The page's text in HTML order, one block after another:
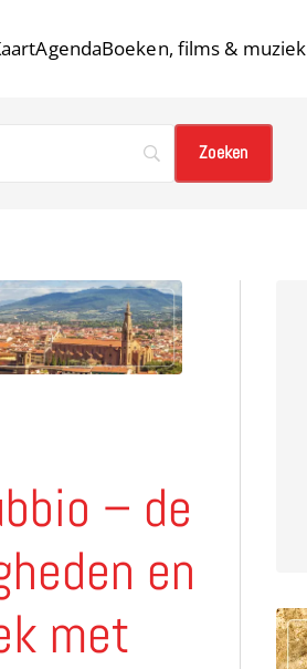
AgendaBoeken, films & muziek
– de
en
met